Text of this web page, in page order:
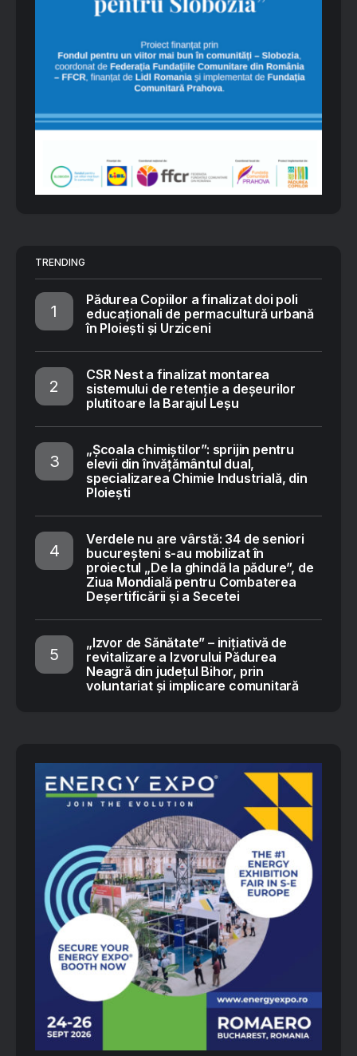
TRENDING
Pădurea Copiilor a finalizat doi poli
educaționali de permacultură urbană
în Ploiești și Urziceni
CSR Nest a finalizat montarea
sistemului de retenție a deșeurilor
plutitoare la Barajul Leșu
„Școala chimiștilor”: sprijin pentru
elevii din învățământul dual,
specializarea Chimie Industrială, din
Ploiești
Verdele nu are vârstă: 34 de seniori
bucureșteni s-au mobilizat în
proiectul „De la ghindă la pădure”, de
Ziua Mondială pentru Combaterea
Deșertificării și a Secetei
„Izvor de Sănătate” – inițiativă de
revitalizare a Izvorului Pădurea
Neagră din județul Bihor, prin
voluntariat și implicare comunitară